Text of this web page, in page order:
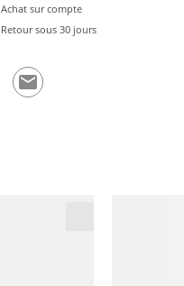
Achat sur compte
Retour sous 30 jours